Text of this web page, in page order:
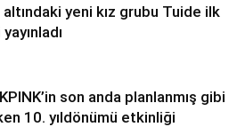
altındaki yeni kız grubu Tuide ilk
son anda planlanmış gibi
10. yıldönümü etkinliği